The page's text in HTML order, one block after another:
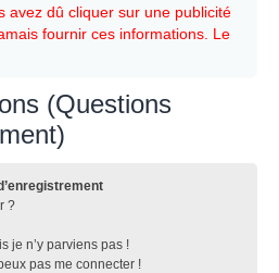
avez dû cliquer sur une publicité
fournir ces informations. Le
(Questions
?
je n’y parviens pas !
pas me connecter !